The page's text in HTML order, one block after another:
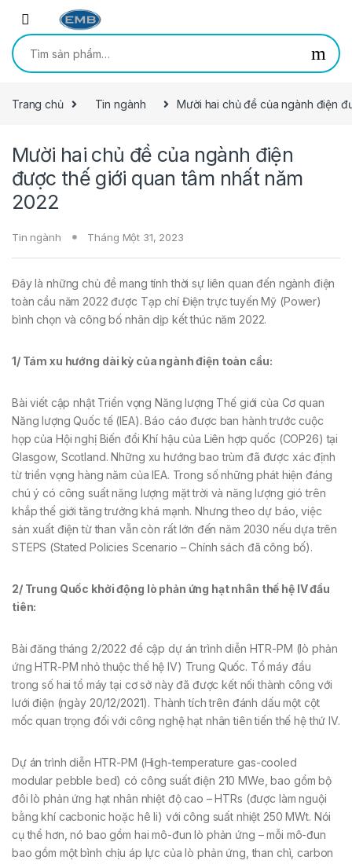
Skip to navigation
Skip to content
Tìm kiếm:
Trang chủ Tin ngành Mười hai chủ đề của ngành điện
Mười hai chủ đề của ngành điện
được thế giới quan tâm nhất năm
2022
Tin ngành Tháng Một 31, 2023
Đây là những chủ đề mang tính thời sự liên quan đến ngành điện
toàn cầu năm 2022 được Tạp chí Điện trực tuyến Mỹ (Power)
bình chọn và công bố nhân dịp kết thúc năm 2022.
1/Tám xu hướng dài kỳ của ngành điện toàn cầu:
Bài viết cập nhật Triển vọng Năng lượng Thế giới của Cơ quan
Năng lượng Quốc tế (IEA). Báo cáo được ban hành trước cuộc
họp của Hội nghị Biến đổi Khí hậu của Liên hợp quốc (COP26) tại
Glasgow, Scotland. Những xu hướng bao trùm đã được xác định
từ triển vọng hàng năm của IEA. Trong số những phát hiện đáng
chú ý có công suất năng lượng mặt trời và năng lượng gió trên
khắp thế giới tăng trưởng khá mạnh. Nhưng theo dự báo, việc
sản xuất điện từ than vẫn còn rất lớn đến năm 2030 nếu dựa trên
STEPS (Stated Policies Scenario – Chính sách đã công bố).
2/Trung Quốc khởi động lò phản ứng hạt nhân thế hệ IV đầu
tiên:
Bài đăng tháng 2/2022 đề cập dự án trình diễn HTR-PM (lò phản
ứng HTR-PM nhỏ thuộc thế hệ IV) Trung Quốc. Tổ máy đầu
trong số hai tổ máy tại cơ sở này đã được kết nối thành công với
lưới điện (ngày 20/12/2021). Thành tích trên đánh dấu một cột
mốc quan trọng đối với công nghệ hạt nhân tiên tiến thế hệ thứ IV.
Dự án trình diễn HTR-PM (High-temperature gas-cooled
modular pebble bed) có công suất điện 210 MWe, bao gồm bộ
đôi lò phản ứng hạt nhân nhiệt độ cao – HTRs (được làm nguội
bằng khí cacbonic hoặc hê li) với công suất nhiệt 250 MWt. Nói
cụ thể hơn, nó bao gồm hai mô-đun lò phản ứng – mỗi mô-đun
bao gồm một bình chịu áp lực của lò phản ứng, than chì, carbon